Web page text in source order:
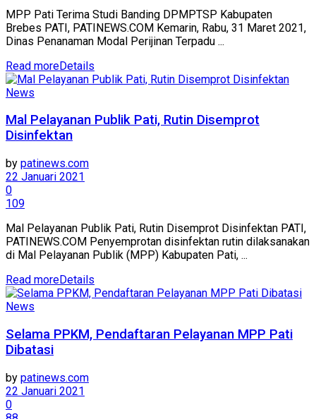
MPP Pati Terima Studi Banding DPMPTSP Kabupaten
Brebes PATI, PATINEWS.COM Kemarin, Rabu, 31 Maret 2021,
Dinas Penanaman Modal Perijinan Terpadu ...
Read moreDetails
News
Mal Pelayanan Publik Pati, Rutin Disemprot
Disinfektan
by patinews.com
22 Januari 2021
0
109
Mal Pelayanan Publik Pati, Rutin Disemprot Disinfektan PATI,
PATINEWS.COM Penyemprotan disinfektan rutin dilaksanakan
di Mal Pelayanan Publik (MPP) Kabupaten Pati, ...
Read moreDetails
News
Selama PPKM, Pendaftaran Pelayanan MPP Pati
Dibatasi
by patinews.com
22 Januari 2021
0